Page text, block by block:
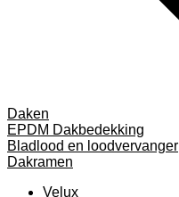
Daken
EPDM Dakbedekking
Bladlood en loodvervanger
Dakramen
Velux